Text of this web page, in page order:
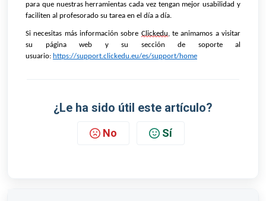
para que nuestras herramientas cada vez tengan mejor usabilidad y
faciliten al profesorado su tarea en el día a día.
Si necesitas más información sobre Clickedu, te animamos a visitar
su página web y su sección de soporte al
usuario: https://support.clickedu.eu/es/support/home
¿Le ha sido útil este artículo?
No Sí